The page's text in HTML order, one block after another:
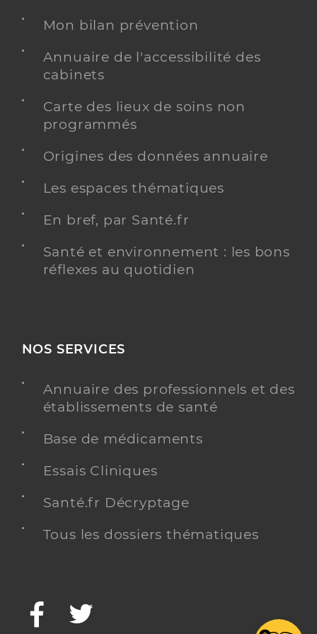
Mon bilan prévention
Annuaire de l'accessibilité des
cabinets
Carte des lieux de soins non
programmés
Origines des données annuaire
Les espaces thématiques
En bref, par Santé.fr
Santé et environnement : les bons
réflexes au quotidien
NOS SERVICES
Annuaire des professionnels et des
établissements de santé
Base de médicaments
Essais Cliniques
Santé.fr Décryptage
Tous les dossiers thématiques
Facebook